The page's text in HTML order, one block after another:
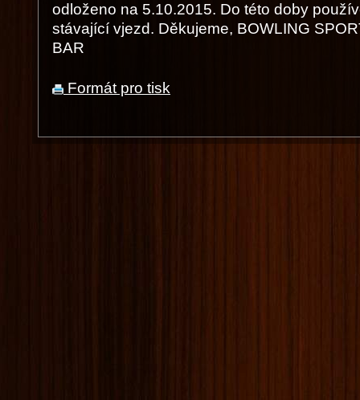
odloženo na 5.10.2015. Do této doby
stávající vjezd. Děkujeme, BOWLING
BAR
Formát pro tisk